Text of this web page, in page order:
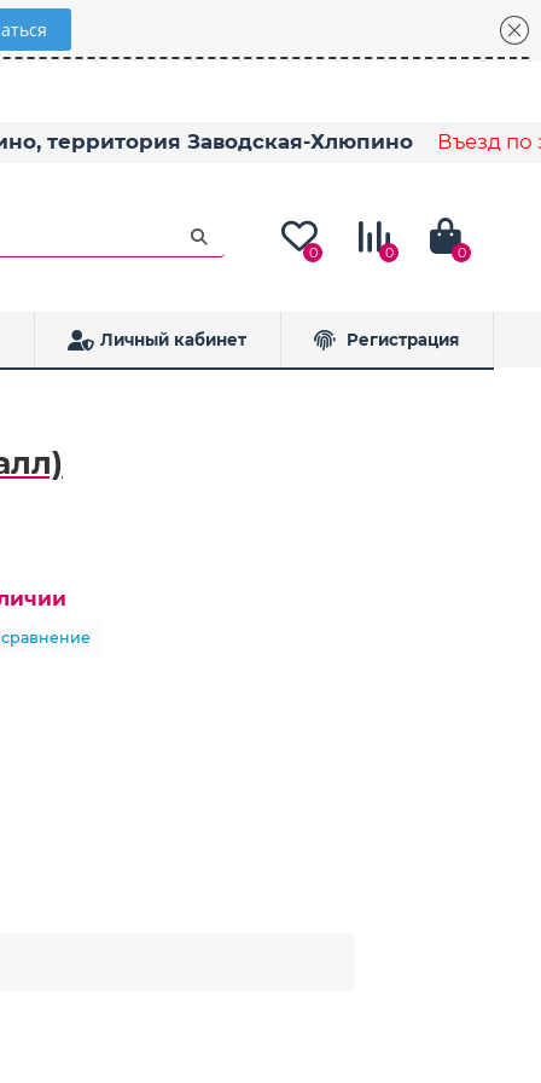
территория Заводская-Хлюпино Въезд по
0 0 0
Личный кабинет Регистрация